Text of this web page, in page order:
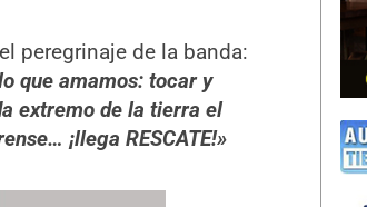
peregrinaje de la banda:
que amamos: tocar y
extremo de la tierra el
¡llega RESCATE!»